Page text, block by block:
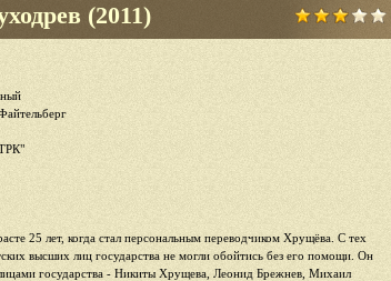
(2011)
25 лет, когда стал персональным переводчиком Хрущёва. С тех
высших лиц государства не могли обойтись без его помощи. Он
государства - Никиты Хрущева, Леонид Брежнев, Михаил